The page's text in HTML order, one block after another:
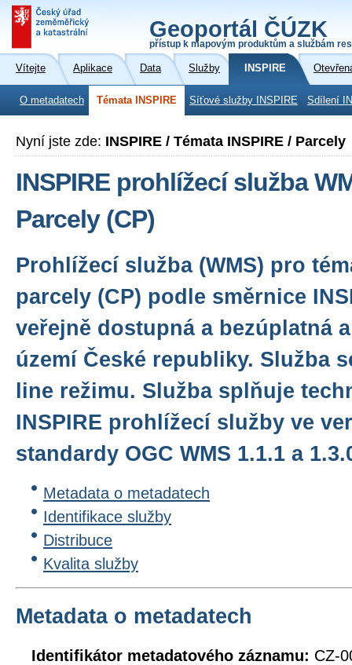
Geoportál ČÚZK
přístup k mapovým produktům a službám
Vítejte Aplikace Data Služby INSPIRE
O metadatech Témata INSPIRE Síťové služby INSPIRE Sdílení
Nyní jste zde: INSPIRE / Témata INSPIRE / Parcely
INSPIRE prohlížecí služba
Parcely (CP)
Prohlížecí služba (WMS) pro
parcely (CP) podle směrnice
veřejně dostupná a bezúplatná
území České republiky. Služba
line režimu. Služba splňuje
INSPIRE prohlížecí služby ve
standardy OGC WMS 1.1.1 a
Metadata o metadatech
Identifikace služby
Distribuce
Kvalita služby
Metadata o metadatech
Identifikátor metadatového záznamu: CZ-